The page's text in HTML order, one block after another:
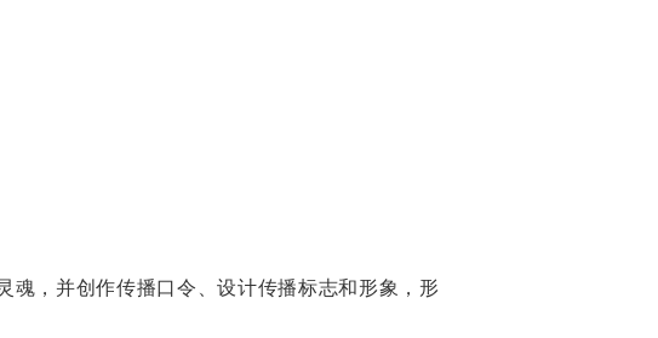
魂，并创作传播口令、设计传播标志和形象，形